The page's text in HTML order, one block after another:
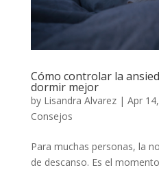
Cómo controlar la
dormir mejor
by Lisandra Alvarez| Apr
Consejos
Para muchas personas, la
de descanso. Es el